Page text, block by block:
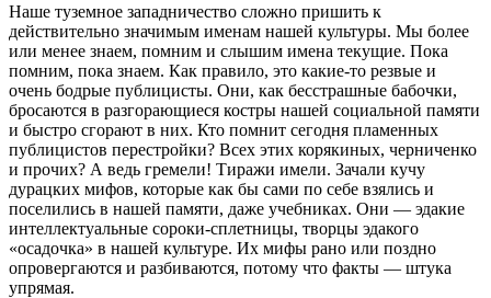
Наше туземное западничество сложно пришить к
действительно значимым именам нашей культуры. Мы более
или менее знаем, помним и слышим имена текущие. Пока
помним, пока знаем. Как правило, это какие-то резвые и
очень бодрые публицисты. Они, как бесстрашные бабочки,
бросаются в разгорающиеся костры нашей социальной памяти
и быстро сгорают в них. Кто помнит сегодня пламенных
публицистов перестройки? Всех этих корякиных, черниченко
и прочих? А ведь гремели! Тиражи имели. Зачали кучу
дурацких мифов, которые как бы сами по себе взялись и
поселились в нашей памяти, даже учебниках. Они — эдакие
интеллектуальные сороки-сплетницы, творцы эдакого
«осадочка» в нашей культуре. Их мифы рано или поздно
опровергаются и разбиваются, потому что факты — штука
упрямая.